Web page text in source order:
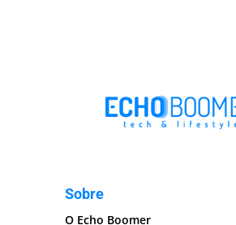
Sobre
O Echo Boomer